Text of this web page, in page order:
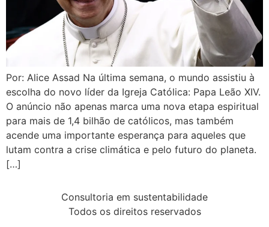
Por: Alice Assad Na última semana, o mundo assistiu à
escolha do novo líder da Igreja Católica: Papa Leão XIV.
O anúncio não apenas marca uma nova etapa espiritual
para mais de 1,4 bilhão de católicos, mas também
acende uma importante esperança para aqueles que
lutam contra a crise climática e pelo futuro do planeta.
[…]
Consultoria em sustentabilidade
Todos os direitos reservados